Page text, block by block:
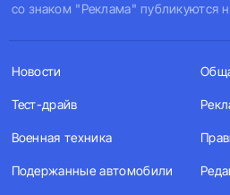
со знаком "Реклама" публикуются
Новости
Тест-драйв
Военная техника
Подержанные автомобили